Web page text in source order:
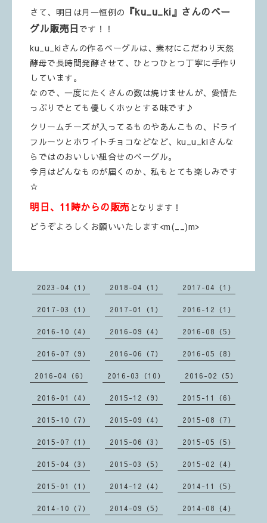
さて、明日は月一恒例の 『ku_u_ki』 さんのベー
グル販売日 です！！
ku_u_kiさんの作るベーグルは、素材にこだわり天然
酵母で長時間発酵させて、ひとつひとつ丁寧に手作り
しています。
なので、一度にたくさんの数は焼けませんが、愛情た
っぷりでとても優しくホッとする味です♪
クリームチーズが入ってるものやあんこもの、ドライ
フルーツとホワイトチョコなどなど、ku_u_kiさんな
らではのおいしい組合せのベーグル。
今月はどんなものが届くのか、私もとても楽しみです
☆
明日、11時からの販売となります！
どうぞよろしくお願いいたします<m(__)m>
2023-04（1） 2018-04（1） 2017-04（1）
2017-03（1） 2017-01（1） 2016-12（1）
2016-10（4） 2016-09（4） 2016-08（5）
2016-07（9） 2016-06（7） 2016-05（8）
2016-04（6） 2016-03（10） 2016-02（5）
2016-01（4） 2015-12（9） 2015-11（6）
2015-10（7） 2015-09（4） 2015-08（7）
2015-07（1） 2015-06（3） 2015-05（5）
2015-04（3） 2015-03（5） 2015-02（4）
2015-01（1） 2014-12（4） 2014-11（5）
2014-10（7） 2014-09（5） 2014-08（4）